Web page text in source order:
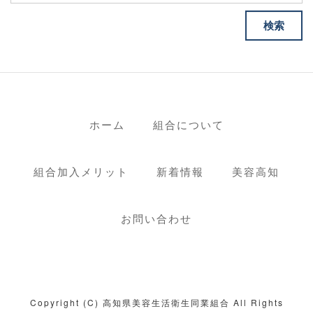
ホーム 組合について
組合加入メリット 新着情報 美容高知
お問い合わせ
Copyright (C) 高知県美容生活衛生同業組合 All Rights